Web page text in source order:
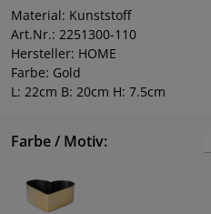
Material: Kunststoff
Art.Nr.: 2251300-110
Hersteller: HOME
Farbe: Gold
L: 22cm B: 20cm H: 7.5cm
Farbe / Motiv: